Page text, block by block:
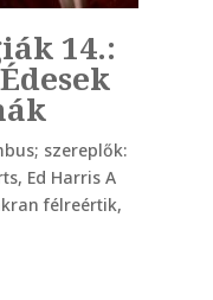
14.:
szereplők:
Ed Harris A
félreértik,